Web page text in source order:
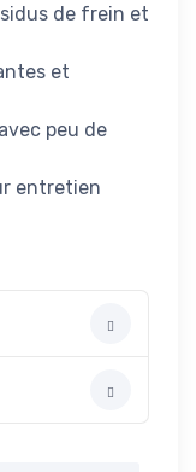
de frein et
et
peu de
entretien